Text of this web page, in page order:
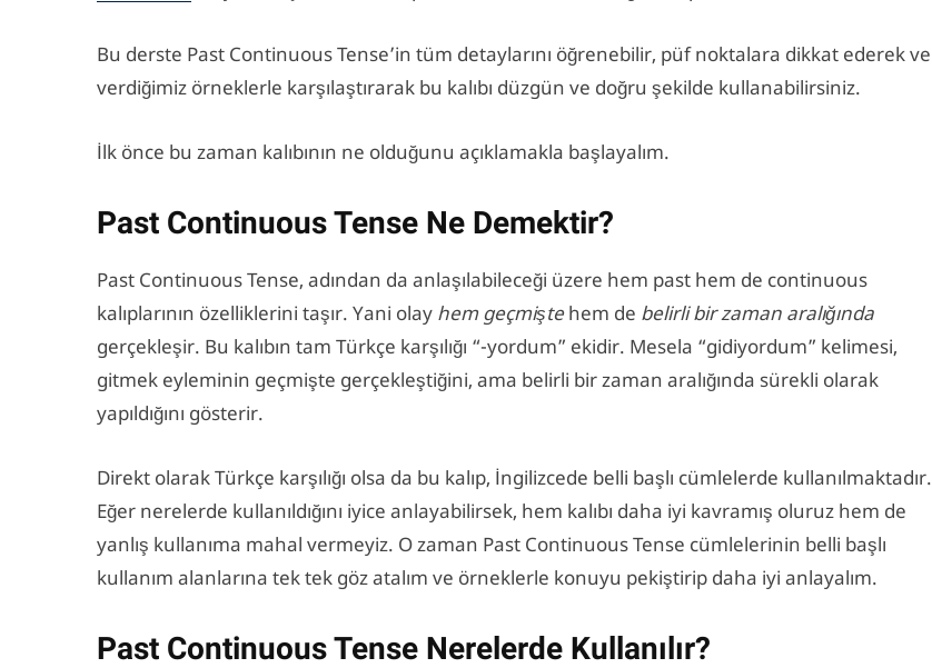
Bu derste Past Continuous Tense’in tüm detaylarını öğrenebilir, püf noktalara dikkat ederek ve
verdiğimiz örneklerle karşılaştırarak bu kalıbı düzgün ve doğru şekilde kullanabilirsiniz.
İlk önce bu zaman kalıbının ne olduğunu açıklamakla başlayalım.
Past Continuous Tense Ne Demektir?
Past Continuous Tense, adından da anlaşılabileceği üzere hem past hem de continuous
kalıplarının özelliklerini taşır. Yani olay hem geçmiştehem de belirli bir zaman aralığında
gerçekleşir. Bu kalıbın tam Türkçe karşılığı “-yordum” ekidir. Mesela “gidiyordum” kelimesi,
gitmek eyleminin geçmişte gerçekleştiğini, ama belirli bir zaman aralığında sürekli olarak
yapıldığını gösterir.
Direkt olarak Türkçe karşılığı olsa da bu kalıp, İngilizcede belli başlı cümlelerde kullanılmaktadır.
Eğer nerelerde kullanıldığını iyice anlayabilirsek, hem kalıbı daha iyi kavramış oluruz hem de
yanlış kullanıma mahal vermeyiz. O zaman Past Continuous Tense cümlelerinin belli başlı
kullanım alanlarına tek tek göz atalım ve örneklerle konuyu pekiştirip daha iyi anlayalım.
Past Continuous Tense Nerelerde Kullanılır?